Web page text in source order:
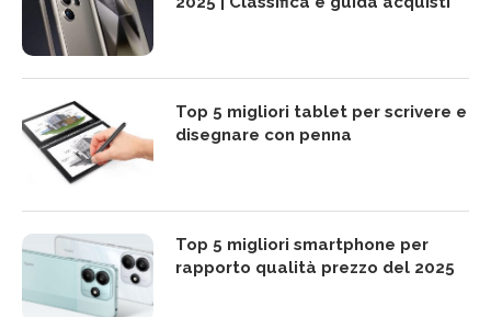
Top 5 migliori tablet per scrivere e
disegnare con penna
Top 5 migliori smartphone per
rapporto qualità prezzo del 2025